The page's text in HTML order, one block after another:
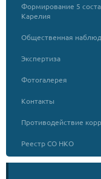
Формирование 5
Карелия
Общественная
Экспертиза
Фотогалерея
Контакты
Противодействие
Реестр СО НКО